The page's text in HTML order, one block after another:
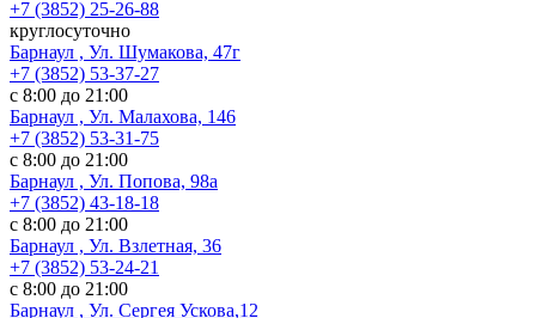
+7 (3852) 25-26-88
круглосуточно
Барнаул , Ул. Шумакова, 47г
+7 (3852) 53-37-27
с 8:00 до 21:00
Барнаул , Ул. Малахова, 146
+7 (3852) 53-31-75
с 8:00 до 21:00
Барнаул , Ул. Попова, 98а
+7 (3852) 43-18-18
с 8:00 до 21:00
Барнаул , Ул. Взлетная, 36
+7 (3852) 53-24-21
с 8:00 до 21:00
Барнаул , Ул. Сергея Ускова,12